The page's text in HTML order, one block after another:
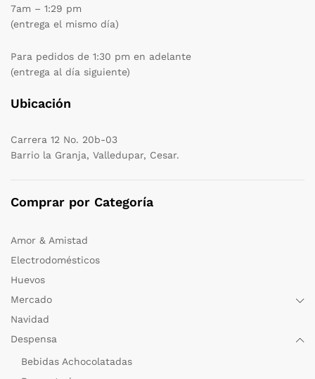
7am – 1:29 pm
(entrega el mismo día)
Para pedidos de 1:30 pm en adelante
(entrega al día siguiente)
Ubicación
Carrera 12 No. 20b-03
Barrio la Granja, Valledupar, Cesar.
Comprar por Categoría
Amor & Amistad
Electrodomésticos
Huevos
Mercado
Navidad
Despensa
Bebidas Achocolatadas